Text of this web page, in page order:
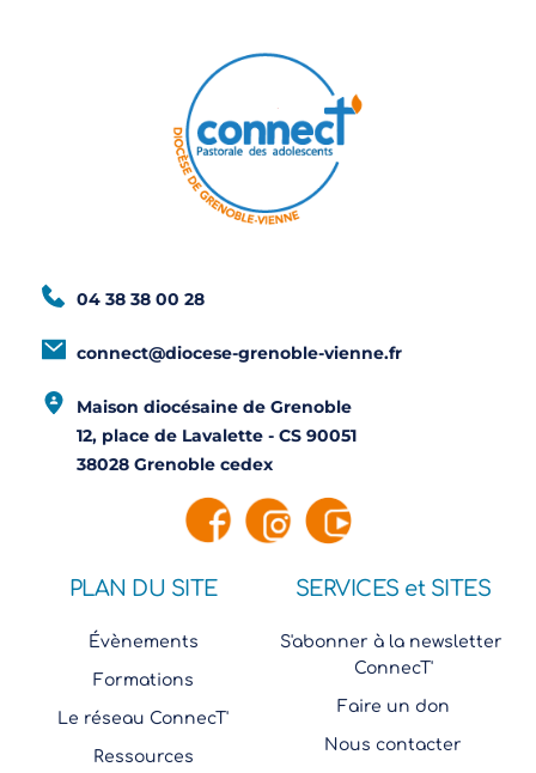
04 38 38 00 28
connect@diocese-grenoble-vienne.fr
Maison diocésaine de Grenoble
12, place de Lavalette - CS 90051
38028 Grenoble cedex
PLAN DU SITE
Évènements
Formations
Le réseau ConnecT'
Ressources
SERVICES et SITES
S'abonner à la newsletter
ConnecT'
Faire un don
Nous contacter